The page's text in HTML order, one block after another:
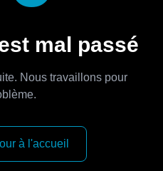
mal passé
Nous travaillons pour
à l'accueil